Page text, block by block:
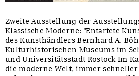
Zweite Ausstellung der
Klassische Moderne: "Entartete
des Kunsthändlers Bernhard A.
Kulturhistorischen Museums im
und Universitätsstadt Rostock Im
die moderne Welt, immer